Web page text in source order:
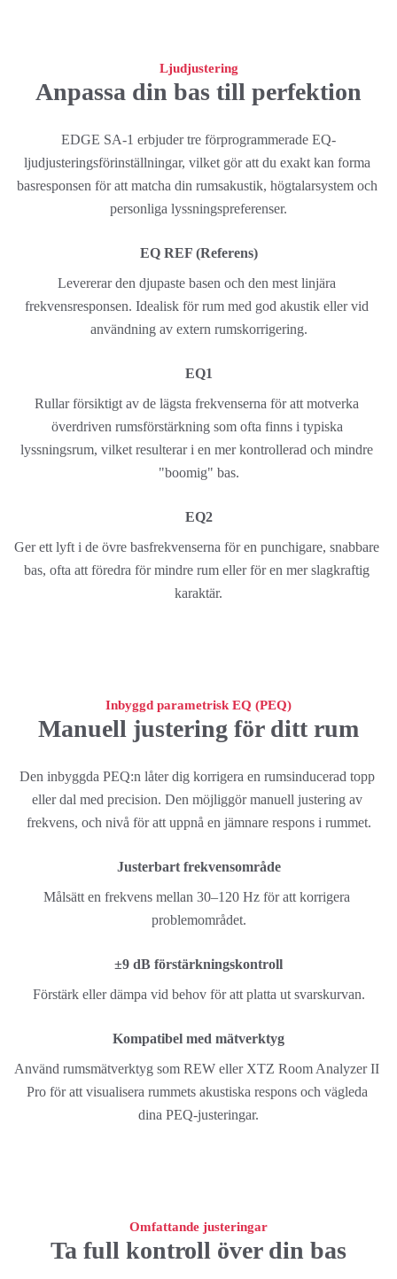
Ljudjustering
Anpassa din bas till perfektion
EDGE SA-1 erbjuder tre förprogrammerade EQ-
ljudjusteringsförinställningar, vilket gör att du exakt kan forma
basresponsen för att matcha din rumsakustik, högtalarsystem och
personliga lyssningspreferenser.
EQ REF (Referens)
Levererar den djupaste basen och den mest linjära
frekvensresponsen. Idealisk för rum med god akustik eller vid
användning av extern rumskorrigering.
EQ1
Rullar försiktigt av de lägsta frekvenserna för att motverka
överdriven rumsförstärkning som ofta finns i typiska
lyssningsrum, vilket resulterar i en mer kontrollerad och mindre
"boomig" bas.
EQ2
Ger ett lyft i de övre basfrekvenserna för en punchigare, snabbare
bas, ofta att föredra för mindre rum eller för en mer slagkraftig
karaktär.
Inbyggd parametrisk EQ (PEQ)
Manuell justering för ditt rum
Den inbyggda PEQ:n låter dig korrigera en rumsinducerad topp
eller dal med precision. Den möjliggör manuell justering av
frekvens, och nivå för att uppnå en jämnare respons i rummet.
Justerbart frekvensområde
Målsätt en frekvens mellan 30–120 Hz för att korrigera
problemområdet.
±9 dB förstärkningskontroll
Förstärk eller dämpa vid behov för att platta ut svarskurvan.
Kompatibel med mätverktyg
Använd rumsmätverktyg som REW eller XTZ Room Analyzer II
Pro för att visualisera rummets akustiska respons och vägleda
dina PEQ-justeringar.
Omfattande justeringar
Ta full kontroll över din bas